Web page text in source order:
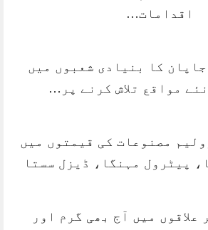
اقدامات…
کا بنیادی شعبوں میں
مواقع تلاش کرنے پر…
مصنوعات کی قیمتوں میں
پیٹرول مہنگا، ڈیزل سستا
علاقوں میں آج بھی گرم اور